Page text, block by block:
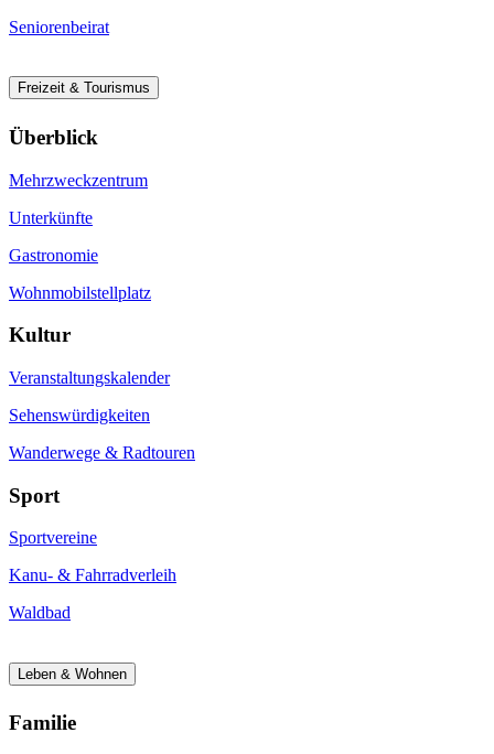
Seniorenbeirat
Freizeit & Tourismus
Überblick
Mehrzweckzentrum
Unterkünfte
Gastronomie
Wohnmobilstellplatz
Kultur
Veranstaltungskalender
Sehenswürdigkeiten
Wanderwege & Radtouren
Sport
Sportvereine
Kanu- & Fahrradverleih
Waldbad
Leben & Wohnen
Familie